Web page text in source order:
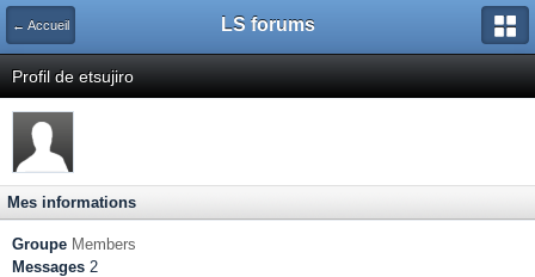
← Accueil LS forums
Profil de etsujiro
Mes informations
Groupe Members
Messages 2